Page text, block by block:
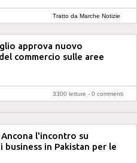
Tratto da Marche Notizie
approva nuovo
commercio sulle aree
3300 letture - 0 commenti
l'incontro su
in Pakistan per le